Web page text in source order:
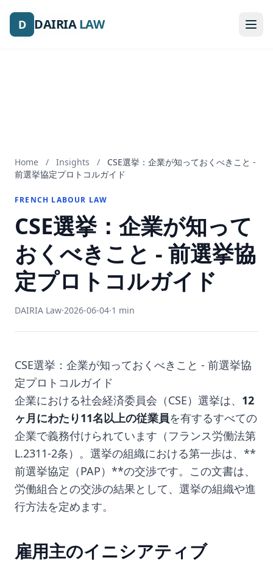
D DAIRIALAW
D DAIRIALAW
Home / Insights /
CSE選挙：企業が知っておくべきこと -
前選挙協定プロトコルガイド
FRENCH LABOUR LAW
CSE選挙：企業が知って
おくべきこと - 前選挙協
定プロトコルガイド
DAIRIA Law·2026-06-04·1 min
CSE選挙：企業が知っておくべきこと - 前選挙協
定プロトコルガイド
企業における社会経済委員会（CSE）選挙は、 12
ヶ月にわたり11名以上の従業員を有するすべての
企業で義務付けられています（フランス労働法第
L.2311-2条）。選挙の組織における第一歩は、**
前選挙協定（PAP）**の交渉です。この文書は、
労働組合との交渉の結果として、選挙の組織や進
行方法を定めます。
雇用主のイニシアティブ